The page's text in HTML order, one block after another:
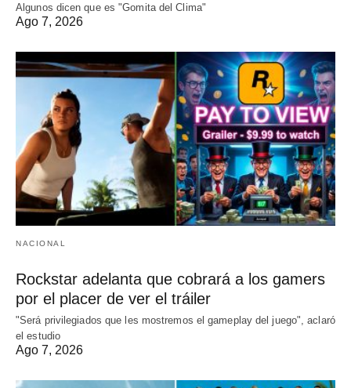
Algunos dicen que es "Gomita del Clima"
Ago 7, 2026
NACIONAL
Rockstar adelanta que cobrará a los gamers
por el placer de ver el tráiler
"Será privilegiados que les mostremos el gameplay del juego", aclaró
el estudio
Ago 7, 2026